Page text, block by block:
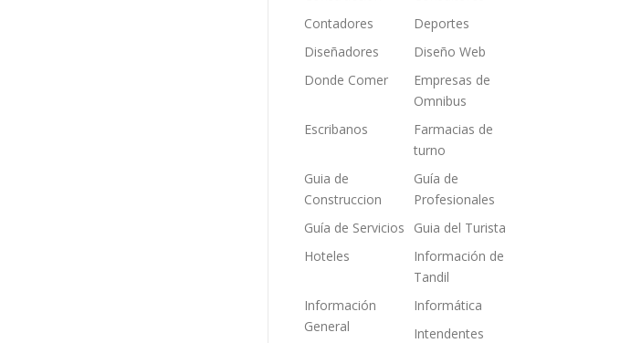
Contadores
Deportes
Diseñadores
Diseño Web
Donde Comer
Empresas de
Omnibus
Escribanos
Farmacias de
turno
Guia de
Construccion
Guía de
Profesionales
Guía de Servicios
Guia del Turista
Hoteles
Información de
Tandil
Información
General
Informática
Intendentes